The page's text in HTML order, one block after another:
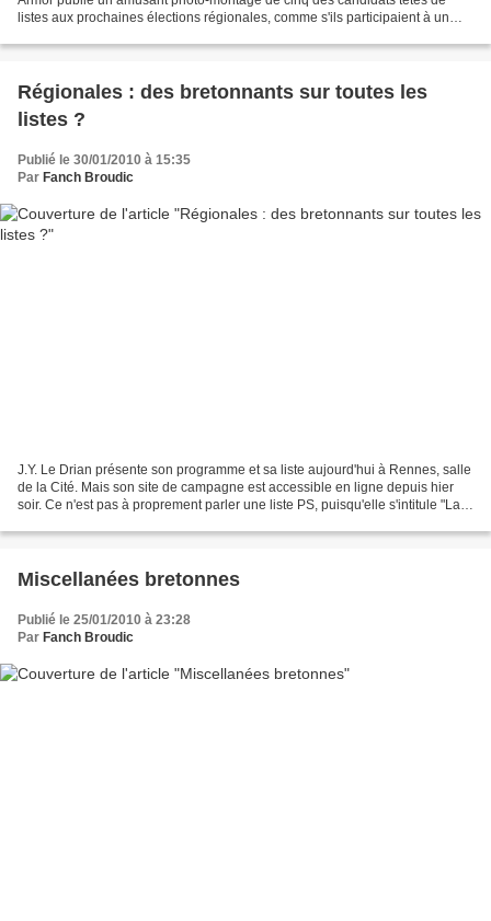
listes aux prochaines élections régionales, comme s'ils participaient à un
Régionales : des bretonnants sur toutes les
listes ?
Publié le 30/01/2010 à 15:35
Par Fanch Broudic
J.Y. Le Drian présente son programme et sa liste aujourd'hui à Rennes, salle
de la Cité. Mais son site de campagne est accessible en ligne depuis hier
soir. Ce n'est pas à proprement parler une liste PS, puisqu'elle s'intitule "La
Miscellanées bretonnes
Publié le 25/01/2010 à 23:28
Par Fanch Broudic